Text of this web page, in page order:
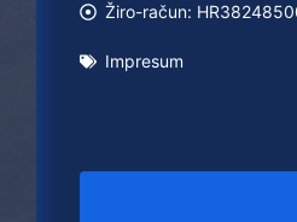
Žiro-račun:
Impresum